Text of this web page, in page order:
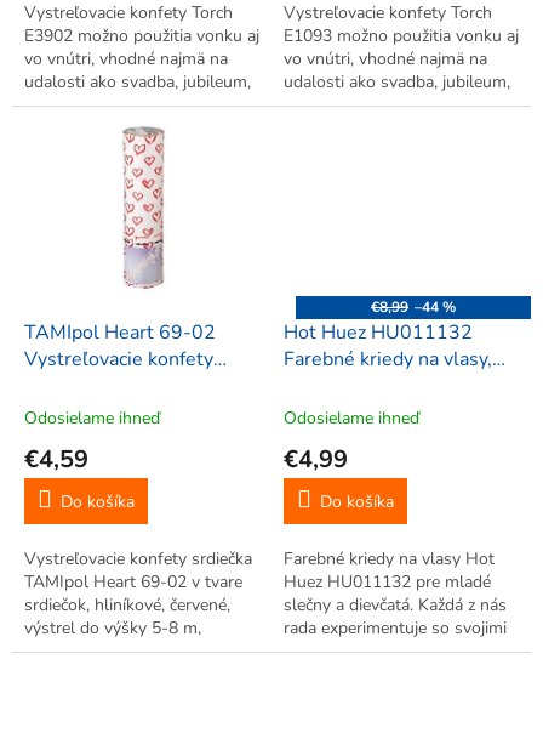
Vystreľovacie konfety Torch
E3902 možno použitia vonku aj
vo vnútri, vhodné najmä na
udalosti ako svadba, jubileum,
výročie, ale aj na oslavy, párty,
narodeniny, meniny, Silvester,
jednoduché použitie, bezpečné.
Vystreľovacie konfety Torch
E1093 možno použitia vonku aj
vo vnútri, vhodné najmä na
udalosti ako svadba, jubileum,
výročie, ale aj na oslavy, párty,
TAMIpol Heart 69-02
Vystreľovacie konfety
Odosielame ihneď
€4,59
Do košíka
Vystreľovacie konfety srdiečka
TAMIpol Heart 69-02 v tvare
srdiečok, hliníkové, červené,
výstrel do výšky 5-8 m,
možnosť použitia vonku aj vo
€8,99 –44 %
Hot Huez HU011132
Farebné kriedy na vlasy,
Odosielame ihneď
€4,99
Do košíka
Farebné kriedy na vlasy Hot
Huez HU011132 pre mladé
slečny a dievčatá. Každá z nás
rada experimentuje so svojimi
vlasmi a výnimkou nie sú ani